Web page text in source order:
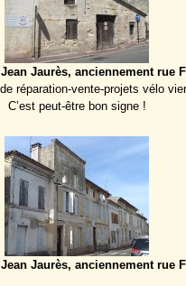
Jaurès, anciennement rue
réparation-vente-projets vélo
C’est peut-être bon signe !
Jaurès, anciennement rue